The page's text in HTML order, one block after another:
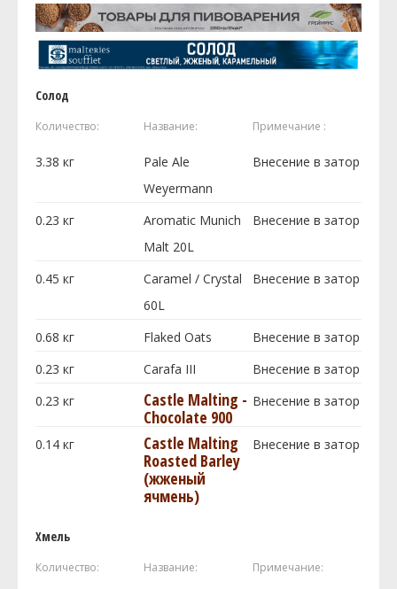
Солод
Количество: Название: Примечание :
3.38 кг
Pale Ale
Weyermann
Внесение в затор
0.23 кг
Aromatic Munich
Malt 20L
Внесение в затор
0.45 кг
Caramel / Crystal
60L
Внесение в затор
0.68 кг Flaked Oats
Внесение в затор
0.23 кг Carafa III
Внесение в затор
0.23 кг
Castle Malting -
Chocolate 900
Внесение в затор
0.14 кг
Castle Malting
Roasted Barley
(жженый
ячмень)
Внесение в затор
Хмель
Количество: Название: Примечание: